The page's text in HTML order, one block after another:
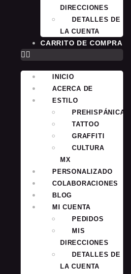
DIRECCIONES
DETALLES DE
LA CUENTA
CARRITO DE COMPRA
INICIO
ACERCA DE
ESTILO
PREHISPÁNICA
TATTOO
GRAFFITI
CULTURA
MX
PERSONALIZADO
COLABORACIONES
BLOG
MI CUENTA
PEDIDOS
MIS
DIRECCIONES
DETALLES DE
LA CUENTA